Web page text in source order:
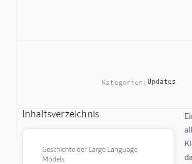
Kategorien: Updates
Inhaltsverzeichnis
Geschichte der Large Language
Models